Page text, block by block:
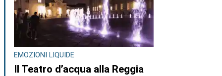
EMOZIONI LIQUIDE
Il Teatro d’acqua alla Reggia